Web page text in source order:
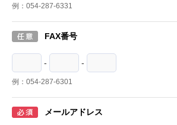
例：054-287-6331
FAX番号
- -
例：054-287-6301
メールアドレス